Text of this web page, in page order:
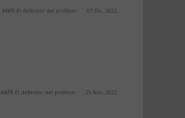
ANPE-El defensor del profesor 07 Dic, 2022
ANPE-El defensor del profesor 25 Nov, 2022